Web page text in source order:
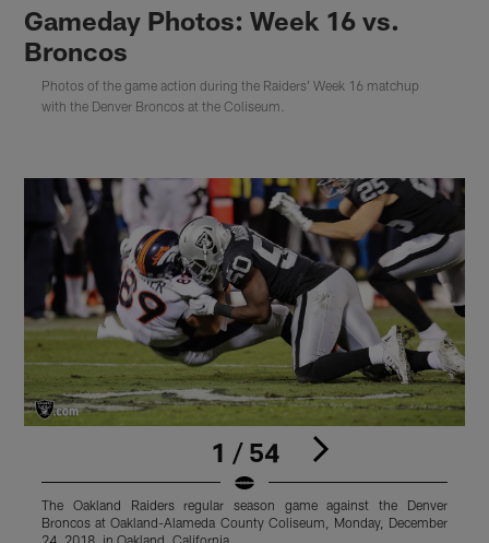
Gameday Photos: Week 16 vs.
Broncos
Photos of the game action during the Raiders' Week 16 matchup
with the Denver Broncos at the Coliseum.
1 / 54
The Oakland Raiders regular season game against the Denver
Broncos at Oakland-Alameda County Coliseum, Monday, December
24, 2018, in Oakland, California.